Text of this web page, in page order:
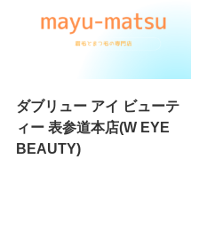
ダブリュー アイ ビューテ
ィー 表参道本店(W EYE
BEAUTY)